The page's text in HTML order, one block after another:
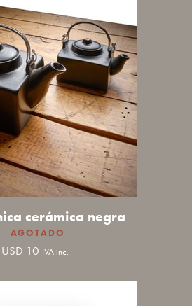
cerámica negra
USD 10 IVA inc.